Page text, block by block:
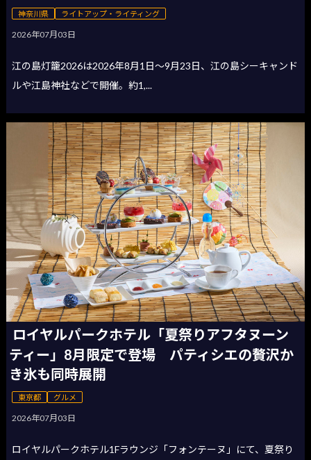
神奈川県 ライトアップ・ライティング
2026年07月03日
江の島灯籠2026は2026年8月1日〜9月23日、江の島シーキャンド
ルや江島神社などで開催。約1,...
ロイヤルパークホテル「夏祭りアフタヌーン
ティー」8月限定で登場 パティシエの贅沢か
き氷も同時展開
東京都 グルメ
2026年07月03日
ロイヤルパークホテル1Fラウンジ「フォンテーヌ」にて、夏祭り